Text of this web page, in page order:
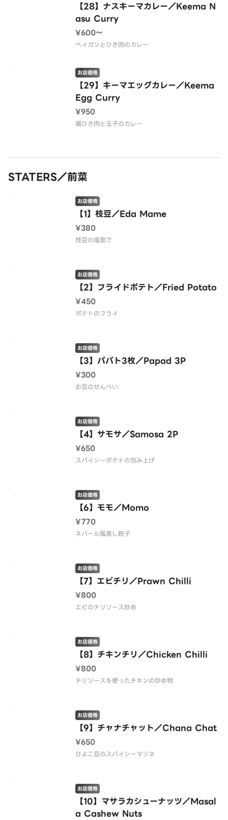
【28】ナスキーマカレー／Keema N
asu Curry
¥600〜
ベイガンとひき肉のカレー
【29】キーマエッグカレー／Keema
Egg Curry
お店価格
¥950
鶏ひき肉と玉子のカレー
STATERS／前菜
【1】枝豆／Eda Mame
お店価格
¥380
枝豆の塩茹で
【2】フライドポテト／Fried Potato
お店価格
¥450
ポテトのフライ
【3】パパト3枚／Papad 3P
お店価格
¥300
お豆のせんべい.
【4】サモサ／Samosa 2P
お店価格
¥650
スパイシーポテトの包み上げ
【6】モモ／Momo
お店価格
¥770
ネパール風蒸し餃子
【7】エビチリ／Prawn Chilli
お店価格
¥800
エビのチリソース炒め
【8】チキンチリ／Chicken Chilli
お店価格
¥800
チリソースを使ったチキンの炒め物
【9】チャナチャット／Chana Chat
お店価格
¥650
ひよこ豆のスパイシーマリネ
【10】マサラカシューナッツ／Masal
a Cashew Nuts
お店価格